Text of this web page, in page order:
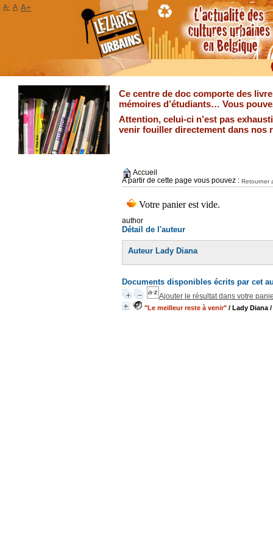
Ce centre de doc comporte des
mémoires d’étudiants… Vous
Attention, celui-ci n’est pas
venir fouiller directement dans nos
Accueil
A partir de cette page vous pouvez : Retourner
author
Détail de l'auteur
Auteur Lady Diana
Documents disponibles écrits par cet
Ajouter le résultat dans votre
"Le meilleur reste à venir" / Lady Diana /
A- A A+